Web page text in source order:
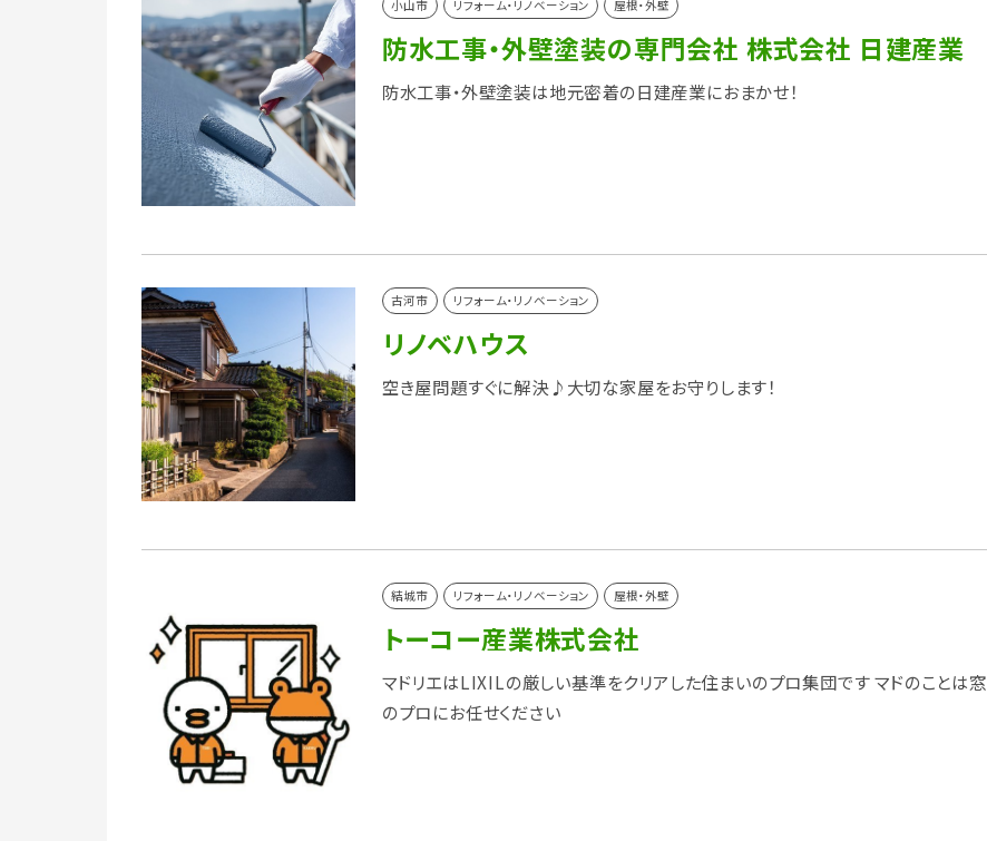
小山市 リフォーム・リノベーション 屋根・外壁
防水工事・外壁塗装の専門会社 株式会社 日建産業
防水工事・外壁塗装は地元密着の日建産業におまかせ！
古河市 リフォーム・リノベーション
リノベハウス
空き屋問題すぐに解決♪大切な家屋をお守りします！
結城市 リフォーム・リノベーション 屋根・外壁
トーコー産業株式会社
マドリエはLIXILの厳しい基準をクリアした住まいのプロ集団です マドのことは窓
のプロにお任せください